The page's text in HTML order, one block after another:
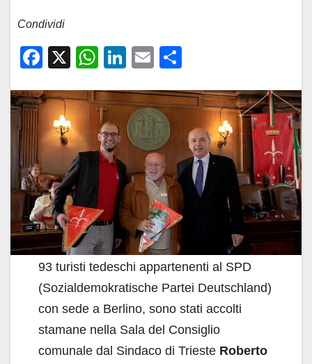
Condividi
F
c
e
b
o
o
k
X
W
at
s
A
p
p
Li
k
e
dI
n
E
ail n
di
vi
di
93 turisti tedeschi appartenenti al SPD
(Sozialdemokratische Partei Deutschland)
con sede a Berlino, sono stati accolti
stamane nella Sala del Consiglio
comunale dal Sindaco di Trieste Roberto